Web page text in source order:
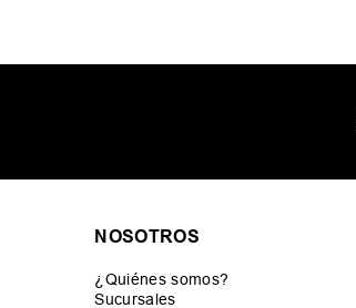
NOSOTROS
¿Quiénes somos?
Sucursales